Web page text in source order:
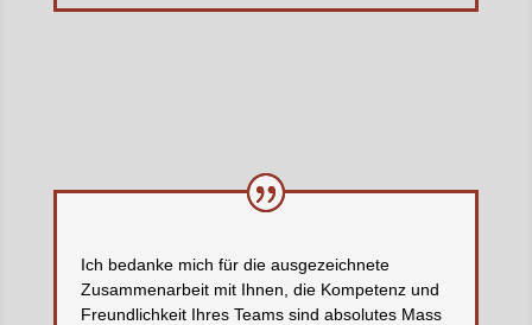
Ich bedanke mich für die ausgezeichnete
Zusammenarbeit mit Ihnen, die Kompetenz und
Freundlichkeit Ihres Teams sind absolutes Mass